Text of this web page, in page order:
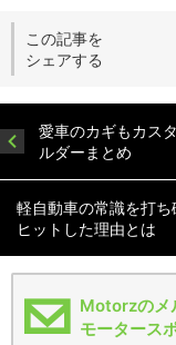
この記事を
シェアする
愛車のカギもカス
ルダーまとめ
軽自動車の常識を打
ヒットした理由とは
Motorzのメ
モータース